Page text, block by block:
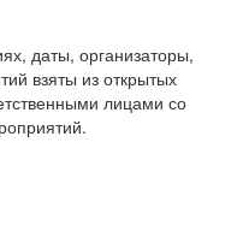
даты, организаторы,
взяты из открытых
лицами со